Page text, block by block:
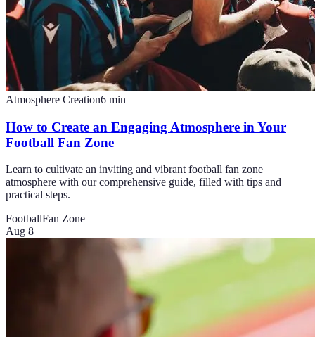
Atmosphere Creation6 min
How to Create an Engaging Atmosphere in Your
Football Fan Zone
Learn to cultivate an inviting and vibrant football fan zone
atmosphere with our comprehensive guide, filled with tips and
practical steps.
FootballFan Zone
Aug 8